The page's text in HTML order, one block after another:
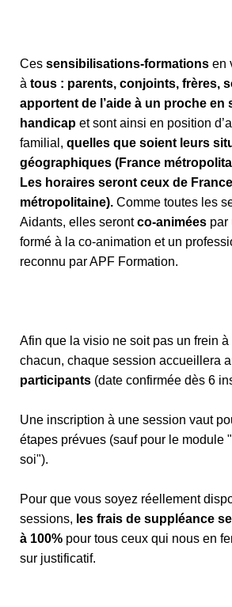
Ces sensibilisations-formations en
à tous : parents, conjoints, frères,
apportent de l’aide à un proche en
handicap et sont ainsi en position
familial, quelles que soient leurs
géographiques (France
Les horaires seront ceux de France
métropolitaine). Comme toutes les
Aidants, elles serontco-animées par
formé à la co-animation et un
reconnu par APF Formation.
Afin que la visio ne soit pas un frein à
chacun, chaque session accueillera
participants (date confirmée dès 6
Une inscription à une session vaut
étapes prévues (sauf pour le module
soi").
Pour que vous soyez réellement
sessions, les frais de suppléance
à 100% pour tous ceux qui nous en
sur justificatif.